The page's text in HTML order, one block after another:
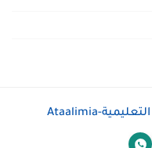
التعليمية-Ataalimia